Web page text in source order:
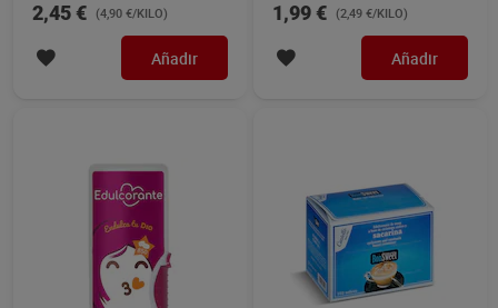
2,45 € (4,90 €/KILO)
Añadir
1,99 € (2,49 €/KILO)
Añadir